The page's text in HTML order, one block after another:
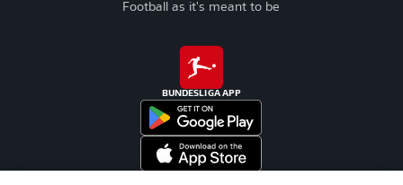
Football as it's meant to be
BUNDESLIGA APP